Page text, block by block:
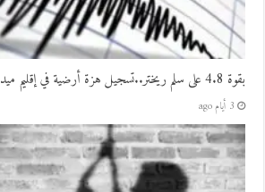
بقوة 4.8 على سلم ريختر..تسجيل هزة أرضية في إقليم ميدلت دون خسائر معلنة
3 أيام ago